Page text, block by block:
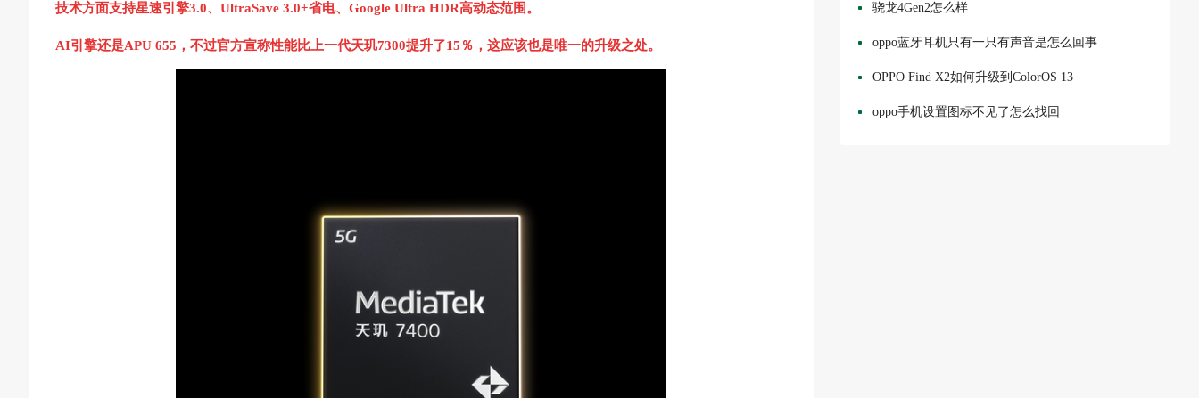
技术方面支持星速引擎3.0、UltraSave 3.0+省电、Google Ultra HDR高动态范围。
AI引擎还是APU 655，不过官方宣称性能比上一代天玑7300提升了15％，这应该也是唯一的升级之处。
骁龙4Gen2怎么样
oppo蓝牙耳机只有一只有声音是怎么回事
OPPO Find X2如何升级到ColorOS 13
oppo手机设置图标不见了怎么找回